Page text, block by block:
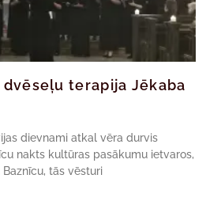
terapija Jēkaba
dievnami atkal vēra durvis
nakts kultūras pasākumu ietvaros,
tās vēsturi